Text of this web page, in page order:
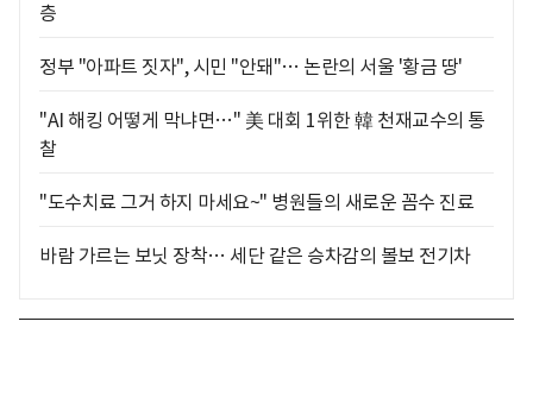
층
정부 "아파트 짓자", 시민 "안돼"… 논란의 서울 '황금 땅'
"AI 해킹 어떻게 막냐면…" 美 대회 1위한 韓 천재교수의 통
찰
"도수치료 그거 하지 마세요~" 병원들의 새로운 꼼수 진료
바람 가르는 보닛 장착… 세단 같은 승차감의 볼보 전기차